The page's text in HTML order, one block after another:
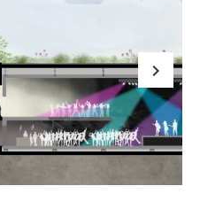
keyboard_arrow_right